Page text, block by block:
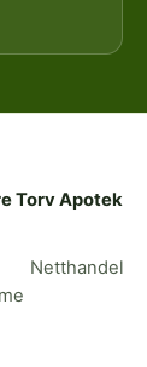
Torv Apotek
Netthandel